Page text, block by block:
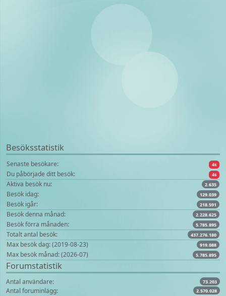
Besöksstatistik
Senaste besökare: 4s
Du påbörjade ditt besök: 4s
Aktiva besök nu: 2.635
Besök idag: 129.039
Besök igår: 218.591
Besök denna månad: 2.228.625
Besök förra månaden: 5.785.895
Totalt antal besök: 437.276.180
Max besök dag: (2019-08-23) 919.088
Max besök månad: (2026-07) 5.785.895
Forumstatistik
Antal användare: 73.203
Antal foruminlägg: 2.570.028